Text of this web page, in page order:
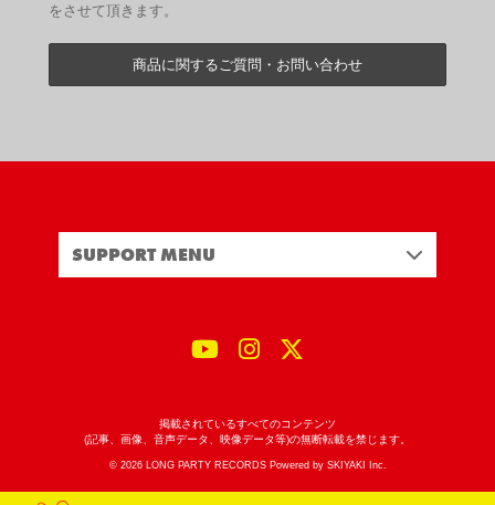
をさせて頂きます。
商品に関するご質問・お問い合わせ
SUPPORT MENU
掲載されているすべてのコンテンツ
(記事、画像、音声データ、映像データ等)の無断転載を禁じます。
© 2026 LONG PARTY RECORDS Powered by SKIYAKI Inc.